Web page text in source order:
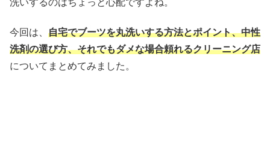
今回は、 自宅でブーツを丸洗いする方法とポイント、中性
洗剤の選び方、それでもダメな場合頼れるクリーニング店
についてまとめてみました。